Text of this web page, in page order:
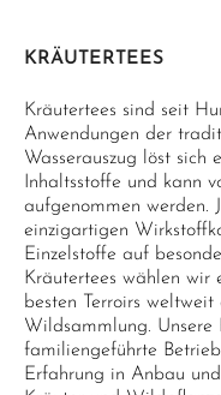
KRÄUTERTEES
Kräutertees sind seit
Anwendungen der
Wasserauszug löst sich
Inhaltsstoffe und kann
aufgenommen werden.
einzigartigen
Einzelstoffe auf
Kräutertees wählen
besten Terroirs
Wildsammlung. Unsere
familiengeführte
Erfahrung in Anbau